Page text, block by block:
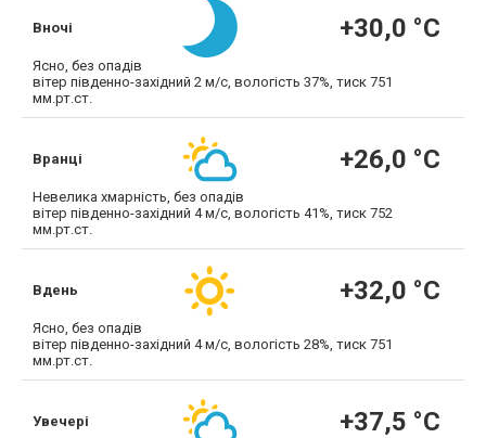
Вночі +30,0 °С
Ясно, без опадів
вітер південно-західний 2 м/с, вологість 37%, тиск 751
мм.рт.ст.
Вранці +26,0 °С
Невелика хмарність, без опадів
вітер південно-західний 4 м/с, вологість 41%, тиск 752
мм.рт.ст.
Вдень +32,0 °С
Ясно, без опадів
вітер південно-західний 4 м/с, вологість 28%, тиск 751
мм.рт.ст.
Увечері +37,5 °С